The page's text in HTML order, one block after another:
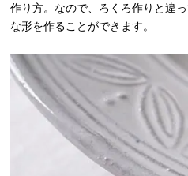
作り方。なので、ろくろ作りと違
な形を作ることができます。